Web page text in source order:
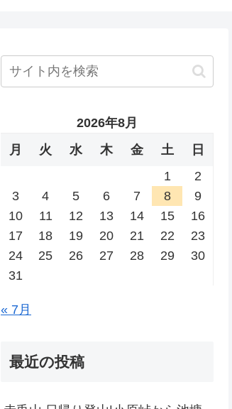
2026年8月
月
火 水 木 金 土
日
1
2
3
4 5 6 7 8
9
10
11 12 13 14 15
16
17
18 19 20 21 22
23
24
25 26 27 28 29
30
31
« 7月
最近の投稿